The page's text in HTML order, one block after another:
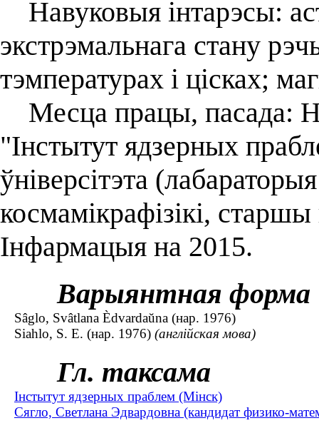
Навуковыя інтарэсы:
экстрэмальнага стану
тэмпературах і цісках;
Месца працы, пасада:
"Інстытут ядзерных
ўніверсітэта
космамікрафізікі,
Інфармацыя на 2015.
Варыянтная форма
Sâglo, Svâtlana Èdvardaŭna (нар. 1976)
Siahlo, S. E. (нар. 1976) (англійская мова)
Гл. таксама
Інстытут ядзерных праблем (Мінск)
Сягло, Светлана Эдвардовна (кандидат физико-